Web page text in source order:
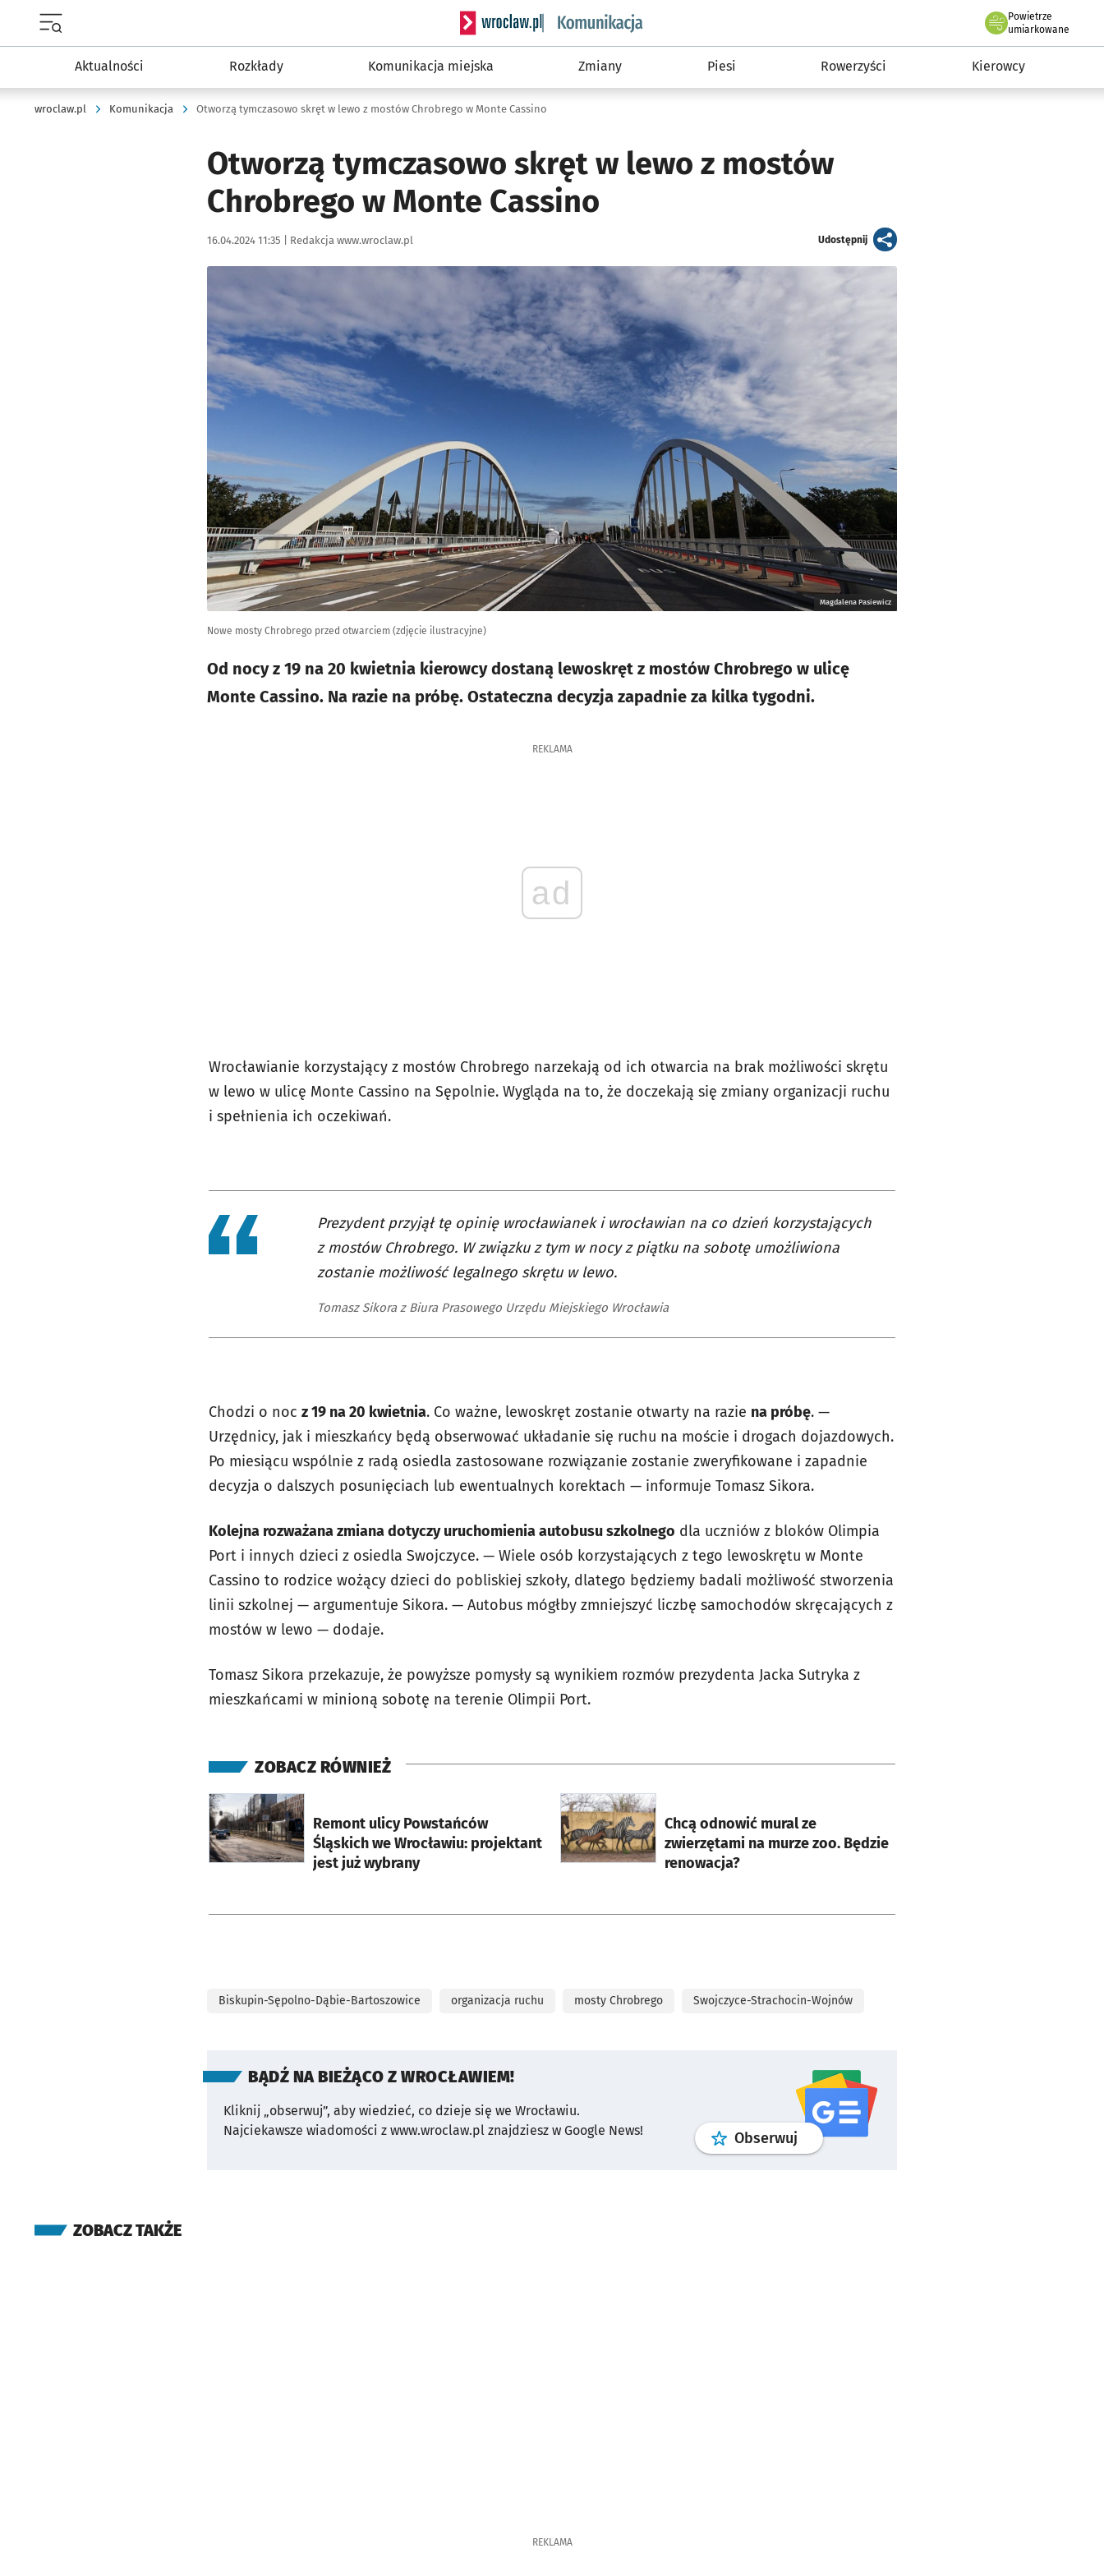
Serwis informacyjny wroclaw.pl podserwis: Komunikacja
Powietrze
we Wrocławiu
umiarkowane
Aktualności Rozkłady Komunikacja miejska Zmiany Piesi Rowerzyści Kierowcy
wroclaw.pl Komunikacja Otworzą tymczasowo skręt w lewo z mostów Chrobrego w Monte Cassino
Otworzą tymczasowo skręt w lewo z mostów
Chrobrego w Monte Cassino
Data publikacji:
16.04.2024 11:35 | Autor:
Redakcja www.wroclaw.pl Udostępnijartykuł
Magdalena Pasiewicz
Nowe mosty Chrobrego przed otwarciem (zdjęcie ilustracyjne)
Od nocy z 19 na 20 kwietnia kierowcy dostaną lewoskręt z mostów Chrobrego w ulicę
Monte Cassino. Na razie na próbę. Ostateczna decyzja zapadnie za kilka tygodni.
REKLAMA
ad
Wrocławianie korzystający z mostów Chrobrego narzekają od ich otwarcia na brak możliwości skrętu
w lewo w ulicę Monte Cassino na Sępolnie. Wygląda na to, że doczekają się zmiany organizacji ruchu
i spełnienia ich oczekiwań.
Prezydent przyjął tę opinię wrocławianek i wrocławian na co dzień korzystających
z mostów Chrobrego. W związku z tym w nocy z piątku na sobotę umożliwiona
zostanie możliwość legalnego skrętu w lewo.
Tomasz Sikora z Biura Prasowego Urzędu Miejskiego Wrocławia
Chodzi o noc z 19 na 20 kwietnia. Co ważne, lewoskręt zostanie otwarty na razie na próbę. —
Urzędnicy, jak i mieszkańcy będą obserwować układanie się ruchu na moście i drogach dojazdowych.
Po miesiącu wspólnie z radą osiedla zastosowane rozwiązanie zostanie zweryfikowane i zapadnie
decyzja o dalszych posunięciach lub ewentualnych korektach — informuje Tomasz Sikora.
Kolejna rozważana zmiana dotyczy uruchomienia autobusu szkolnego dla uczniów z bloków Olimpia
Port i innych dzieci z osiedla Swojczyce. — Wiele osób korzystających z tego lewoskrętu w Monte
Cassino to rodzice wożący dzieci do pobliskiej szkoły, dlatego będziemy badali możliwość stworzenia
linii szkolnej — argumentuje Sikora. — Autobus mógłby zmniejszyć liczbę samochodów skręcających z
mostów w lewo — dodaje.
Tomasz Sikora przekazuje, że powyższe pomysły są wynikiem rozmów prezydenta Jacka Sutryka z
mieszkańcami w minioną sobotę na terenie Olimpii Port.
ZOBACZ RÓWNIEŻ
Remont ulicy Powstańców
Śląskich we Wrocławiu: projektant
jest już wybrany
otworzy się w nowej karcie
Chcą odnowić mural ze
zwierzętami na murze zoo. Będzie
renowacja?
otworzy się w nowej karcie
Biskupin-Sępolno-Dąbie-Bartoszowice organizacja ruchu mosty Chrobrego Swojczyce-Strachocin-Wojnów
BĄDŹ NA BIEŻĄCO Z WROCŁAWIEM!
Kliknij „obserwuj”, aby wiedzieć, co dzieje się we Wrocławiu.
Najciekawsze wiadomości z www.wroclaw.pl znajdziesz w Google News!
Obserwuj profilgoogle news
ZOBACZ TAKŻE
REKLAMA